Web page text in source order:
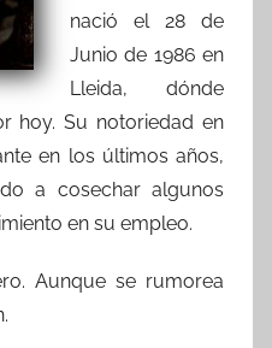
nació el 28 de
Junio de 1986 en
Lleida, dónde
hoy. Su notoriedad en
en los últimos años,
a cosechar algunos
en su empleo.
Aunque se rumorea